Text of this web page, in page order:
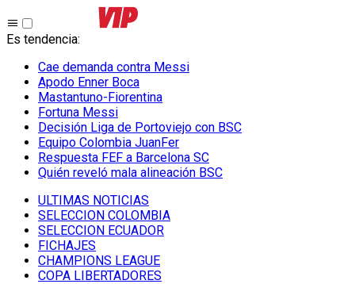
Es tendencia:
Cae demanda contra Messi
Apodo Enner Boca
Mastantuno-Fiorentina
Fortuna Messi
Decisión Liga de Portoviejo con BSC
Equipo Colombia JuanFer
Respuesta FEF a Barcelona SC
Quién reveló mala alineación BSC
ULTIMAS NOTICIAS
SELECCION COLOMBIA
SELECCION ECUADOR
FICHAJES
CHAMPIONS LEAGUE
COPA LIBERTADORES